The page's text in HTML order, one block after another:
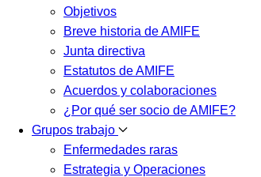
Objetivos
Breve historia de AMIFE
Junta directiva
Estatutos de AMIFE
Acuerdos y colaboraciones
¿Por qué ser socio de AMIFE?
Grupos trabajo
Enfermedades raras
Estrategia y Operaciones